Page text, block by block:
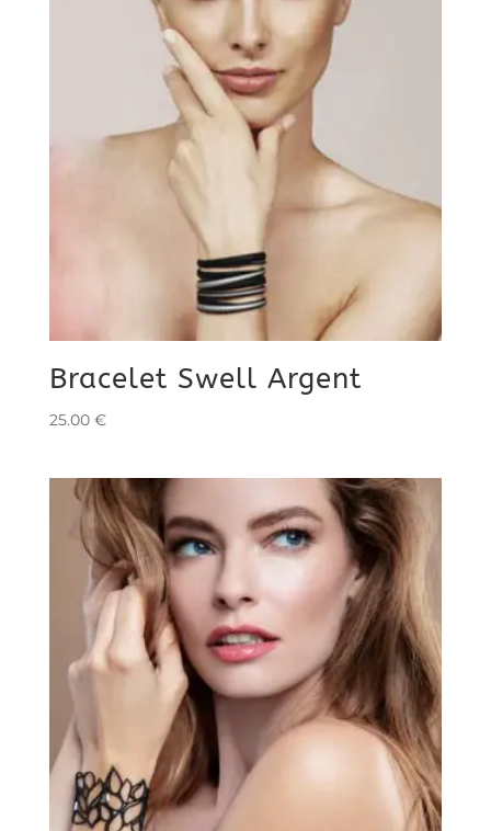
Bracelet Swell Argent
25.00 €